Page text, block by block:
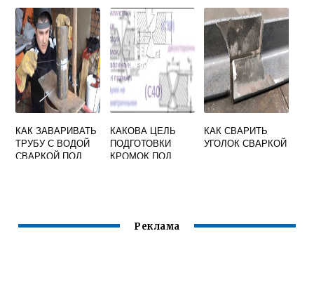
КАК ЗАВАРИВАТЬ
ТРУБУ С ВОДОЙ
СВАРКОЙ ПОД
КАКОВА ЦЕЛЬ
ПОДГОТОВКИ
КРОМОК ПОД
КАК СВАРИТЬ
УГОЛОК СВАРКОЙ
Реклама